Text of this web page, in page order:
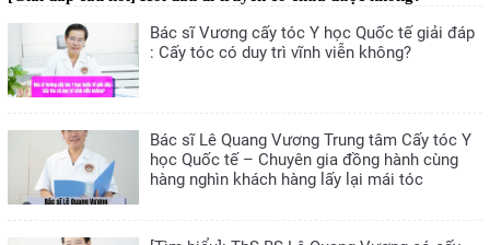
Bác sĩ Vương cấy tóc Y học Quốc tế giải đáp
: Cấy tóc có duy trì vĩnh viễn không?
Bác sĩ Lê Quang Vương Trung tâm Cấy tóc Y
học Quốc tế – Chuyên gia đồng hành cùng
hàng nghìn khách hàng lấy lại mái tóc